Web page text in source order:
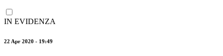
IN EVIDENZA
22 Apr 2020 - 19:49